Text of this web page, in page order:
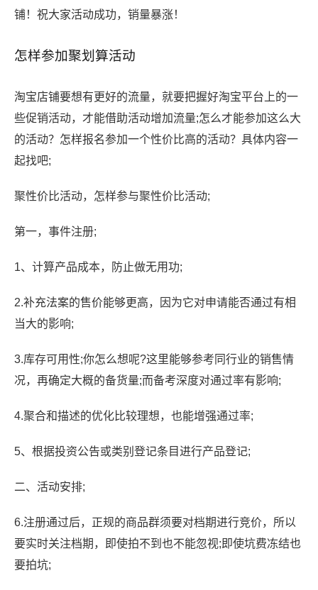
铺！祝大家活动成功，销量暴涨！
怎样参加聚划算活动
淘宝店铺要想有更好的流量，就要把握好淘宝平台上的一
些促销活动，才能借助活动增加流量;怎么才能参加这么大
的活动？怎样报名参加一个性价比高的活动？具体内容一
起找吧;
聚性价比活动，怎样参与聚性价比活动;
第一，事件注册;
1、计算产品成本，防止做无用功;
2.补充法案的售价能够更高，因为它对申请能否通过有相
当大的影响;
3.库存可用性;你怎么想呢?这里能够参考同行业的销售情
况，再确定大概的备货量;而备考深度对通过率有影响;
4.聚合和描述的优化比较理想，也能增强通过率;
5、根据投资公告或类别登记条目进行产品登记;
二、活动安排;
6.注册通过后，正规的商品群须要对档期进行竞价，所以
要实时关注档期，即使拍不到也不能忽视;即使坑费冻结也
要拍坑;